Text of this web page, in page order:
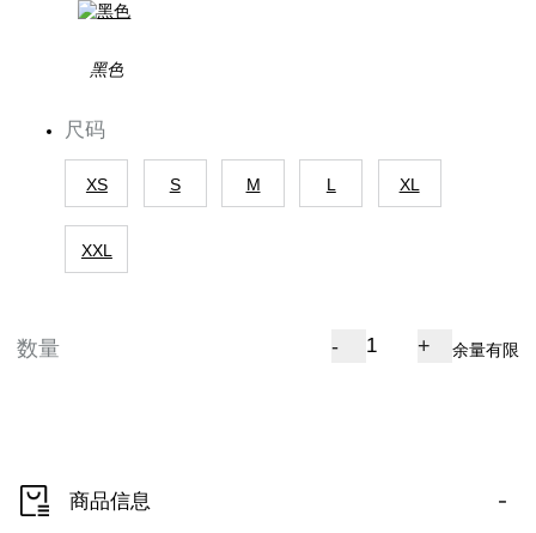
黑色
尺码
XS S M L XL
XXL
数量 - + 余量有限
商品信息 -